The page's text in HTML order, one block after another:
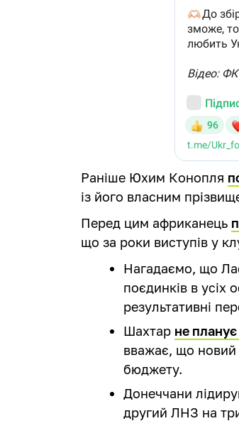
Раніше Юхим Конопля
із його власним
Перед цим африканець
що за роки виступів у
Нагадаємо, що
поєдинків в усіх
результативні
Шахтар не
вважає, що новий
бюджету.
Донеччани
другий ЛНЗ на